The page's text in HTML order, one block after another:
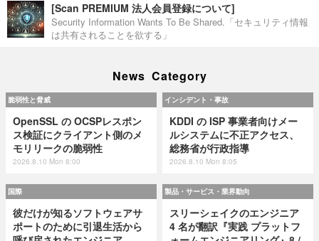
[Scan PREMIUM 法人会員登録について]
Security Information Wants To Be Shared.「セキュリティ情報
は共有されることを欲する」
News Category
脆弱性と脅威
OpenSSL の OCSPレスポン
ス検証にクライアント側のメ
モリリークの脆弱性
2026.8.10 Mon 8:00
インシデント・事故
KDDI の ISP 事業者向けメー
ルシステムに不正アクセス、
総務省が行政指導
2026.8.10 Mon 8:05
国際
彼だけが知るソフトウェアサ
ポートのために引退生活から
製品・サービス・業界動向
スリーシェイクのエンジニア
4 名が翻訳『実践 プラットフ